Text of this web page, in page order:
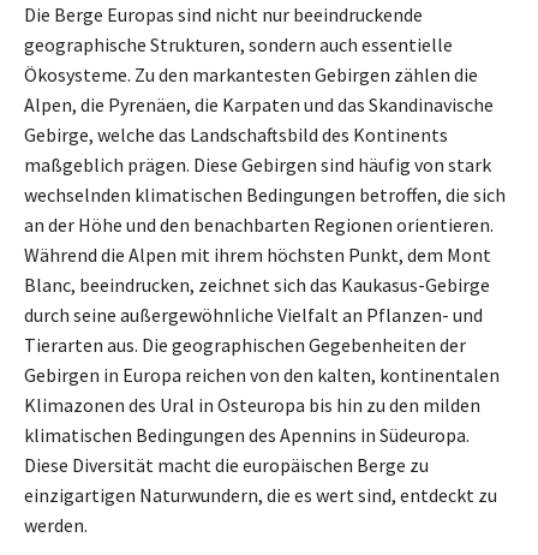
Die Berge Europas sind nicht nur beeindruckende
geographische Strukturen, sondern auch essentielle
Ökosysteme. Zu den markantesten Gebirgen zählen die
Alpen, die Pyrenäen, die Karpaten und das Skandinavische
Gebirge, welche das Landschaftsbild des Kontinents
maßgeblich prägen. Diese Gebirgen sind häufig von stark
wechselnden klimatischen Bedingungen betroffen, die sich
an der Höhe und den benachbarten Regionen orientieren.
Während die Alpen mit ihrem höchsten Punkt, dem Mont
Blanc, beeindrucken, zeichnet sich das Kaukasus-Gebirge
durch seine außergewöhnliche Vielfalt an Pflanzen- und
Tierarten aus. Die geographischen Gegebenheiten der
Gebirgen in Europa reichen von den kalten, kontinentalen
Klimazonen des Ural in Osteuropa bis hin zu den milden
klimatischen Bedingungen des Apennins in Südeuropa.
Diese Diversität macht die europäischen Berge zu
einzigartigen Naturwundern, die es wert sind, entdeckt zu
werden.